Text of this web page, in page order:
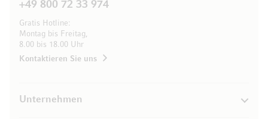
+49 800 72 33 974
Gratis Hotline:
Montag bis Freitag,
8.00 bis 18.00 Uhr
Kontaktieren Sie uns
Unternehmen